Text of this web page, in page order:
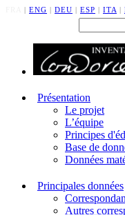
| ENG | DEU | ESP | ITA |
Présentation
Le projet
L’équipe
Principes
Base de
Données
Principales données
Autres